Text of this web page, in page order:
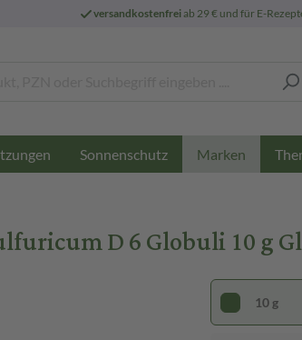
versandkostenfreiab 29 € und für E-
Sonnenschutz Marken
D 6 Globuli 10 g
10 g